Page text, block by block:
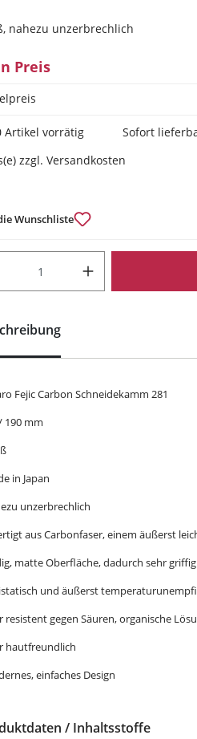
nahezu unzerbrechlich
Preis
Artikel vorrätig
Sofort
zzgl. Versandkosten
Wunschliste
Fejic Carbon Schneidekamm 281
190 mm
in Japan
unzerbrechlich
aus Carbonfaser, einem äußerst
matte Oberfläche, dadurch sehr griffig
und äußerst
resistent gegen Säuren, organische
hautfreundlich
einfaches Design
/ Inhaltsstoffe